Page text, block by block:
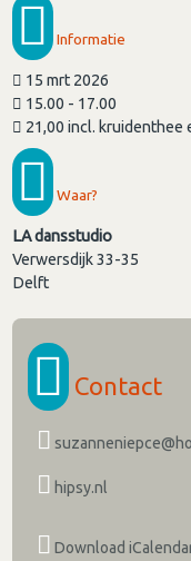
Informatie
15 mrt 2026
15.00 - 17.00
21,00 incl. kruidenthee
Waar?
LA dansstudio
Verwersdijk 33-35
Delft
Contact
hipsy.nl
Download